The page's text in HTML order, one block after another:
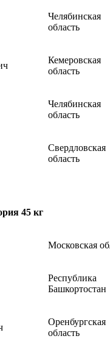
Челябинская
область
Кемеровская
область
Челябинская
область
Свердловская
область
45 кг
Московская
Республика
Башкортостан
Оренбургская
область